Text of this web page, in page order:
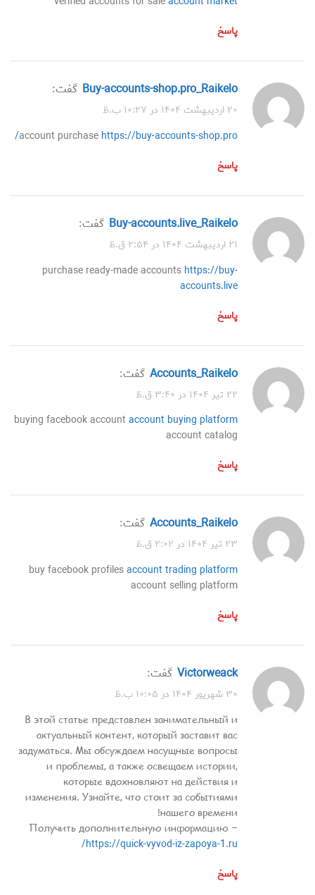
پاسخ
buy-accounts-shop.pro_Raikelo گفت:
۲۰ اردیبهشت ۱۴۰۴ در ۱۰:۲۷ ب.ظ
account purchase https://buy-accounts-shop.pro/
پاسخ
buy-accounts.live_Raikelo گفت:
۲۱ اردیبهشت ۱۴۰۴ در ۲:۵۴ ق.ظ
purchase ready-made accounts https://buy-
accounts.live
پاسخ
accounts_Raikelo گفت:
۲۲ تیر ۱۴۰۴ در ۳:۴۰ ق.ظ
buying facebook account account buying platform
account catalog
پاسخ
accounts_Raikelo گفت:
۲۳ تیر ۱۴۰۴ در ۲:۰۲ ق.ظ
buy facebook profilesaccount trading platform
account selling platform
پاسخ
Victorweack گفت:
۳۰ شهریور ۱۴۰۴ در ۱۰:۰۵ ب.ظ
В этой статье представлен занимательный и
актуальный контент, который заставит вас
задуматься. Мы обсуждаем насущные вопросы
и проблемы, а также освещаем истории,
которые вдохновляют на действия и
изменения. Узнайте, что стоит за событиями
нашего времени!
Получить дополнительную информацию –
https://quick-vyvod-iz-zapoya-1.ru/
پاسخ